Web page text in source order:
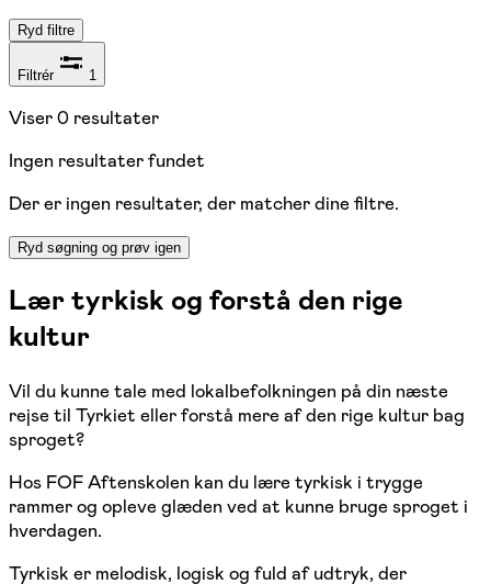
Ryd filtre
Filtrér 1
Viser0 resultater
Ingen resultater fundet
Der er ingen resultater, der matcher dine filtre.
Ryd søgning og prøv igen
Lær tyrkisk og forstå den rige
kultur
Vil du kunne tale med lokalbefolkningen på din næste
rejse til Tyrkiet eller forstå mere af den rige kultur bag
sproget?
Hos FOF Aftenskolen kan du lære tyrkisk i trygge
rammer og opleve glæden ved at kunne bruge sproget i
hverdagen.
Tyrkisk er melodisk, logisk og fuld af udtryk, der